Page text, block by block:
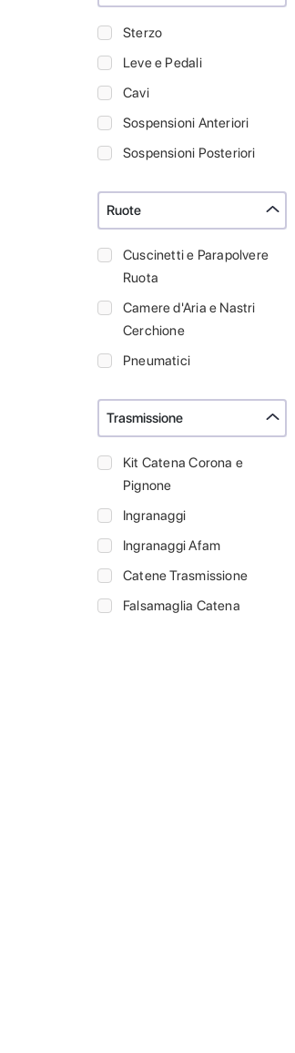
Sterzo
Leve e Pedali
Cavi
Sospensioni Anteriori
Sospensioni Posteriori
Ruote
Cuscinetti e Parapolvere
Ruota
Camere d'Aria e Nastri
Cerchione
Pneumatici
Trasmissione
Kit Catena Corona e
Pignone
Ingranaggi
Ingranaggi Afam
Catene Trasmissione
Falsamaglia Catena